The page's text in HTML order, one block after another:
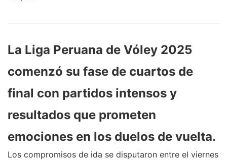
La Liga Peruana de Vóley 2025
comenzó su fase de cuartos de
final con partidos intensos y
resultados que prometen
emociones en los duelos de vuelta.
Los compromisos de ida se disputaron entre el viernes